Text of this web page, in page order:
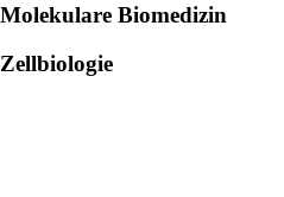
Biomedizin